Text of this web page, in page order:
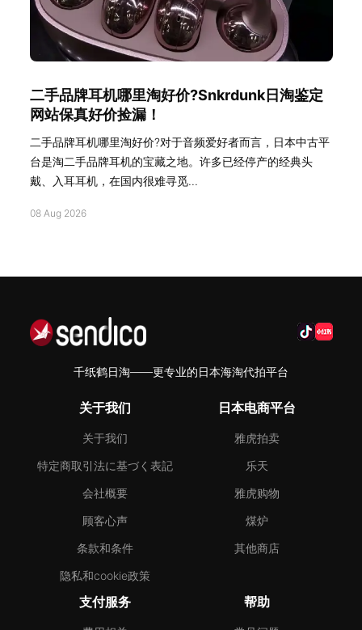
二手品牌耳机哪里淘好价?Snkrdunk日淘鉴定
网站保真好价捡漏！
二手品牌耳机哪里淘好价?对于音频爱好者而言，日本中古平
台是淘二手品牌耳机的宝藏之地。许多已经停产的经典头
戴、入耳耳机，在国内很难寻觅...
08 Aug 2026
千纸鹤日淘——更专业的日本海淘代拍平台
关于我们
关于我们
特定商取引法に基づく表記
会社概要
顾客心声
条款和条件
隐私和cookie政策
日本电商平台
雅虎拍卖
乐天
雅虎购物
煤炉
其他商店
支付服务 帮助